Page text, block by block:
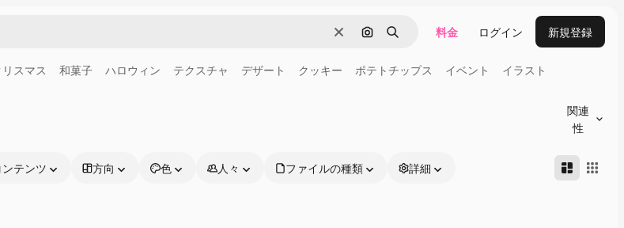
消去 画像で検索
検索 料金 ログイン 新規登録
リスマス 和菓子 ハロウィン テクスチャ デザート クッキー ポテトチップス イベント イラスト
関連
性
テンツ 方向 色 人々 ファイルの種類 詳細